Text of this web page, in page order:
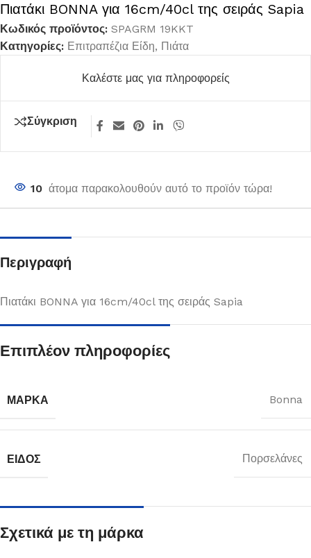
Πιατάκι BONNA για 16cm/40cl της σειράς Sapia
Κωδικός προϊόντος: SPAGRM 19KKT
Κατηγορίες: Επιτραπέζια Είδη, Πιάτα
Καλέστε μας για πληροφορείς
Σύγκριση
10 άτομα παρακολουθούν αυτό το προϊόν τώρα!
Περιγραφή
Πιατάκι BONNA για 16cm/40cl της σειράς Sapia
Επιπλέον πληροφορίες
ΜΆΡΚΑ Bonna
ΕΊΔΟΣ Πορσελάνες
Σχετικά με τη μάρκα